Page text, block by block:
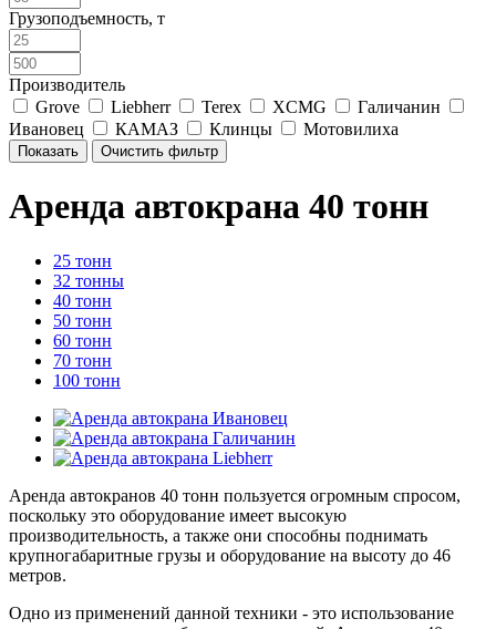
Грузоподъемность, т
Производитель
Grove
Liebherr Terex XCMG
Галичанин
Ивановец
КАМАЗ Клинцы Мотовилиха
Аренда автокрана 40 тонн
25 тонн
32 тонны
40 тонн
50 тонн
60 тонн
70 тонн
100 тонн
Аренда автокранов 40 тонн пользуется огромным спросом,
поскольку это оборудование имеет высокую
производительность, а также они способны поднимать
крупногабаритные грузы и оборудование на высоту до 46
метров.
Одно из применений данной техники - это использование